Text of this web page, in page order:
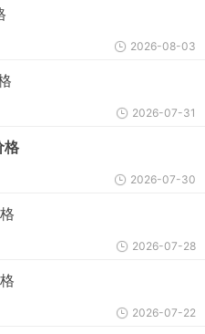
2026-08-03
2026-07-31
格
2026-07-30
2026-07-28
2026-07-22